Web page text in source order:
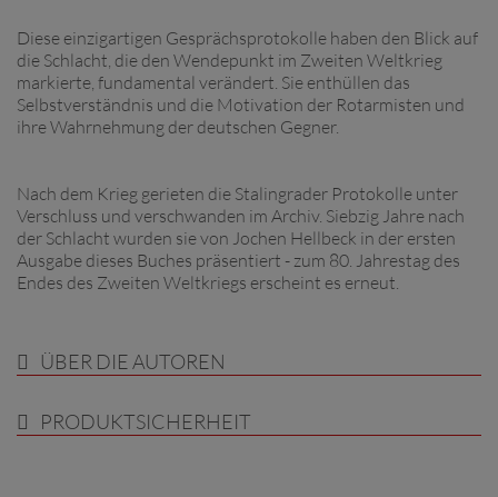
Diese einzigartigen Gesprächsprotokolle haben den Blick auf
die Schlacht, die den Wendepunkt im Zweiten Weltkrieg
markierte, fundamental verändert. Sie enthüllen das
Selbstverständnis und die Motivation der Rotarmisten und
ihre Wahrnehmung der deutschen Gegner.
Nach dem Krieg gerieten die Stalingrader Protokolle unter
Verschluss und verschwanden im Archiv. Siebzig Jahre nach
der Schlacht wurden sie von Jochen Hellbeck in der ersten
Ausgabe dieses Buches präsentiert - zum 80. Jahrestag des
Endes des Zweiten Weltkriegs erscheint es erneut.
ÜBER DIE AUTOREN
PRODUKTSICHERHEIT